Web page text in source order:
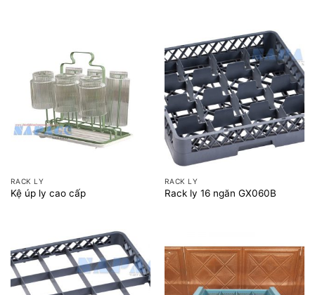
RACK LY
Kệ úp ly cao cấp
RACK LY
Rack ly 16 ngăn GX060B